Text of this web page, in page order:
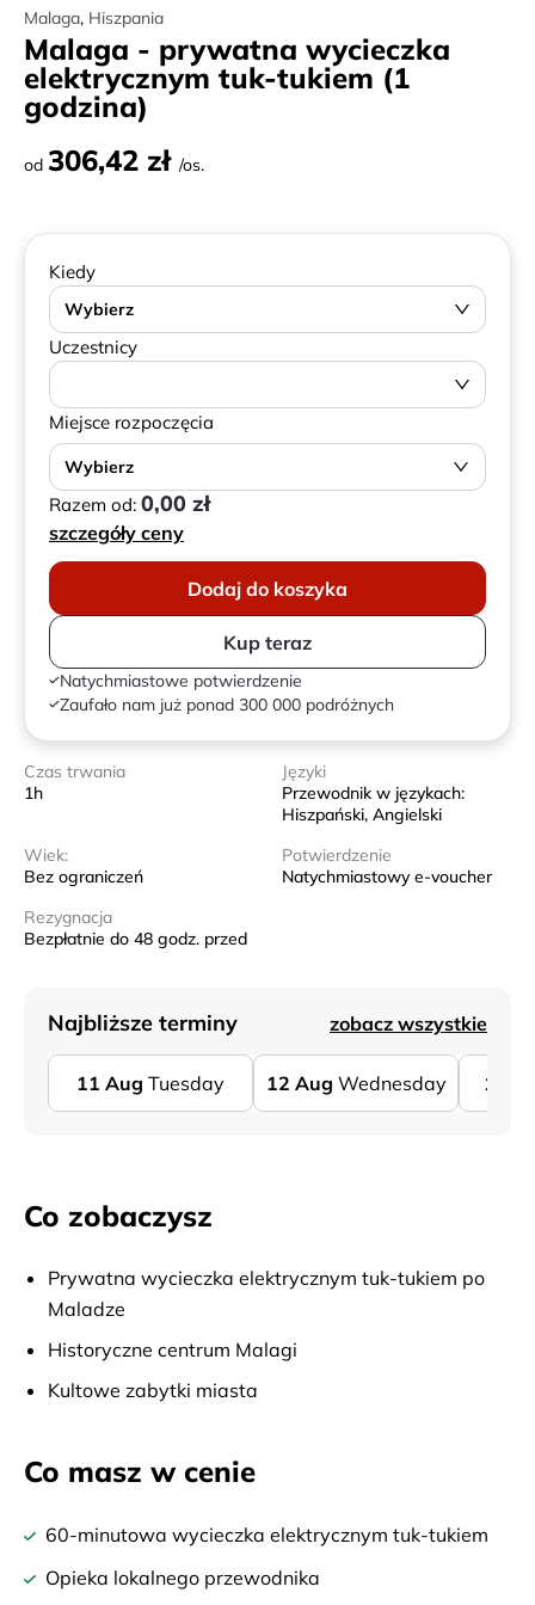
Malaga, Hiszpania
Malaga - prywatna wycieczka
elektrycznym tuk-tukiem (1
godzina)
od 306,42 zł /os.
Kiedy
Wybierz
Uczestnicy
Miejsce rozpoczęcia
Wybierz
Razem od: 0,00 zł
szczegóły ceny
Dodaj do koszyka
Kup teraz
Natychmiastowe potwierdzenie
Zaufało nam już ponad 300 000 podróżnych
Czas trwania
1h
Języki
Przewodnik w językach:
Hiszpański, Angielski
Wiek:
Bez ograniczeń
Potwierdzenie
Natychmiastowy e-voucher
Rezygnacja
Bezpłatnie do 48 godz. przed
Najbliższe terminy zobacz wszystkie
11 Aug Tuesday 12 Aug Wednesday 13
Co zobaczysz
Prywatna wycieczka elektrycznym tuk-tukiem po
Maladze
Historyczne centrum Malagi
Kultowe zabytki miasta
Co masz w cenie
60-minutowa wycieczka elektrycznym tuk-tukiem
Opieka lokalnego przewodnika